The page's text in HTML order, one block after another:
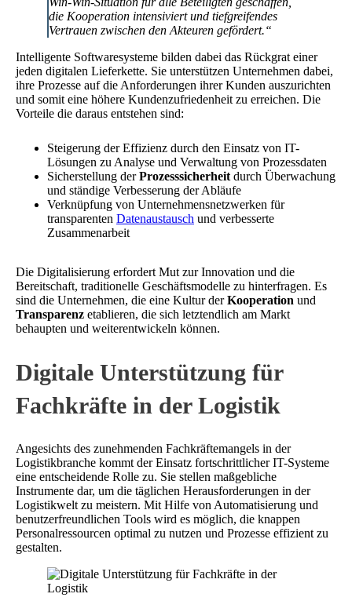
die Kooperation intensiviert und tiefgreifendes
Vertrauen zwischen den Akteuren gefördert.“
Intelligente Softwaresysteme bilden dabei das Rückgrat einer
jeden digitalen Lieferkette. Sie unterstützen Unternehmen dabei,
ihre Prozesse auf die Anforderungen ihrer Kunden auszurichten
und somit eine höhere Kundenzufriedenheit zu erreichen. Die
Vorteile die daraus entstehen sind:
Steigerung der Effizienz durch den Einsatz von IT-
Lösungen zu Analyse und Verwaltung von Prozessdaten
Sicherstellung derProzesssicherheit durch Überwachung
und ständige Verbesserung der Abläufe
Verknüpfung von Unternehmensnetzwerken für
transparenten Datenaustausch und verbesserte
Zusammenarbeit
Die Digitalisierung erfordert Mut zur Innovation und die
Bereitschaft, traditionelle Geschäftsmodelle zu hinterfragen. Es
sind die Unternehmen, die eine Kultur derKooperation und
Transparenz etablieren, die sich letztendlich am Markt
behaupten und weiterentwickeln können.
Digitale Unterstützung für
Fachkräfte in der Logistik
Angesichts des zunehmenden Fachkräftemangels in der
Logistikbranche kommt der Einsatz fortschrittlicher IT-Systeme
eine entscheidende Rolle zu. Sie stellen maßgebliche
Instrumente dar, um die täglichen Herausforderungen in der
Logistikwelt zu meistern. Mit Hilfe von Automatisierung und
benutzerfreundlichen Tools wird es möglich, die knappen
Personalressourcen optimal zu nutzen und Prozesse effizient zu
gestalten.